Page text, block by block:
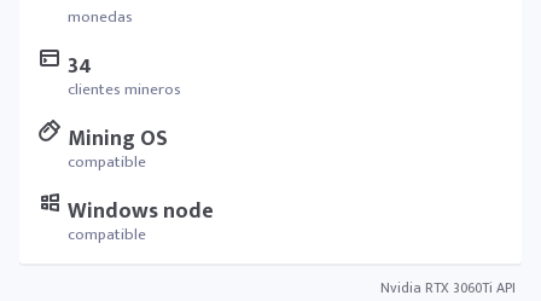
monedas
34
clientes mineros
Mining OS
compatible
Windows node
compatible
Nvidia RTX 3060Ti API